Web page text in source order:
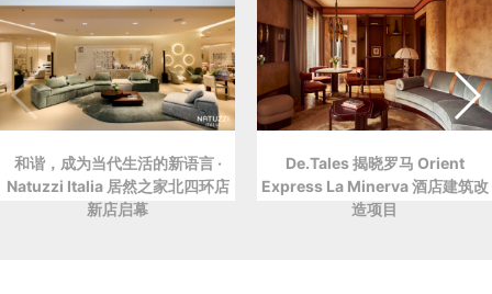
和谐，成为当代生活的新语言 ·
Natuzzi Italia 居然之家北四环店
新店启幕
De.Tales 揭晓罗马 Orient
Express La Minerva 酒店建筑改
造项目